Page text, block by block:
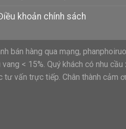
khoản chính sách
bán hàng qua mạng,
< 15%. Quý khách có nhu cầu
vấn trực tiếp. Chân thành cảm